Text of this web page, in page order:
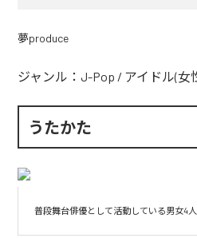
夢produce
ジャンル： J-Pop / アイドル(女
うたかた
普段舞台俳優として活動している男女4